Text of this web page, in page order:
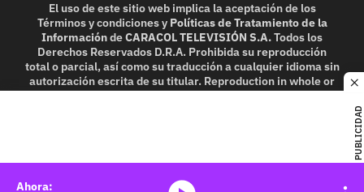
PUBLICIDAD
El uso de este sitio web implica la aceptación de los
Términos y condicionesy Políticas de Tratamiento de la
InformacióndeCARACOL TELEVISIÓN S.A.Todos los
Derechos Reservados D.R.A. Prohibida su reproducción
total o parcial, así como su traducción a cualquier idioma sin
autorización escrita de su titular. Reproduction in whole or